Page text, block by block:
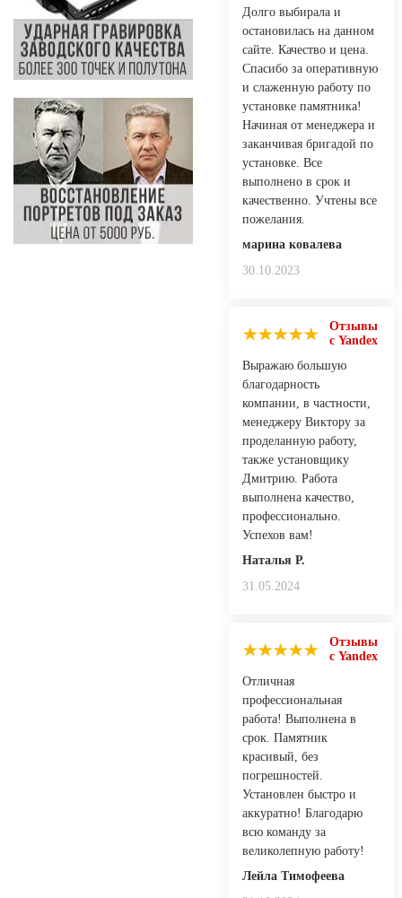
Долго выбирала и
остановилась на данном
сайте. Качество и цена.
Спасибо за оперативную
и слаженную работу по
установке памятника!
Начиная от менеджера и
заканчивая бригадой по
установке. Все
выполнено в срок и
качественно. Учтены все
пожелания.
марина ковалева
30.10.2023
Отзывы
с Yandex
Выражаю большую
благодарность
компании, в частности,
менеджеру Виктору за
проделанную работу,
также установщику
Дмитрию. Работа
выполнена качество,
профессионально.
Успехов вам!
Наталья Р.
31.05.2024
Отзывы
с Yandex
Отличная
профессиональная
работа! Выполнена в
срок. Памятник
красивый, без
погрешностей.
Установлен быстро и
аккуратно! Благодарю
всю команду за
великолепную работу!
Лейла Тимофеева